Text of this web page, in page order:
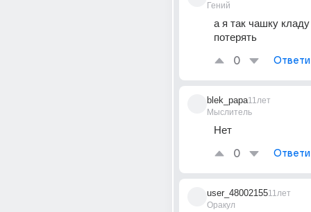
Гений
а я так чашку
потерять
0
blek_papa
Мыслитель
11лет
Нет
0
user_48002155
Оракул
11лет